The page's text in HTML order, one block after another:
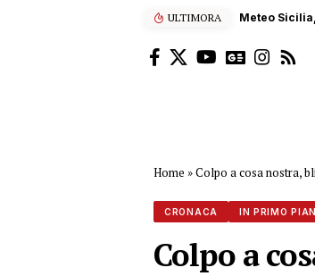
ULTIMORA Carrara,
Home »Colpo a cosa nostra,
CRONACA IN PRIMO
Colpo a